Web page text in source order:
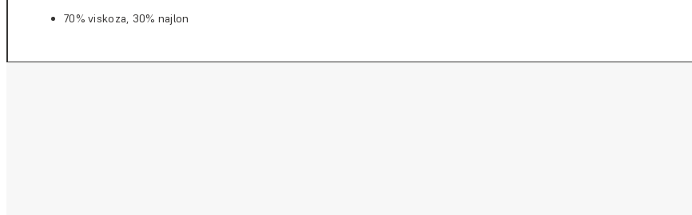
70% viskoza, 30% najlon